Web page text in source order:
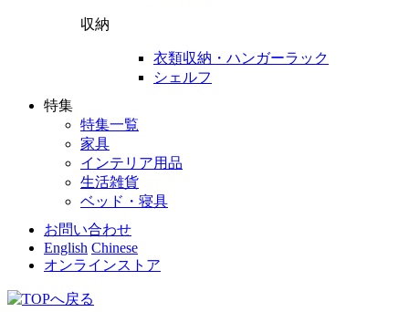
収納
衣類収納・ハンガーラック
シェルフ
特集
特集一覧
家具
インテリア用品
生活雑貨
ベッド・寝具
お問い合わせ
English Chinese
オンラインストア